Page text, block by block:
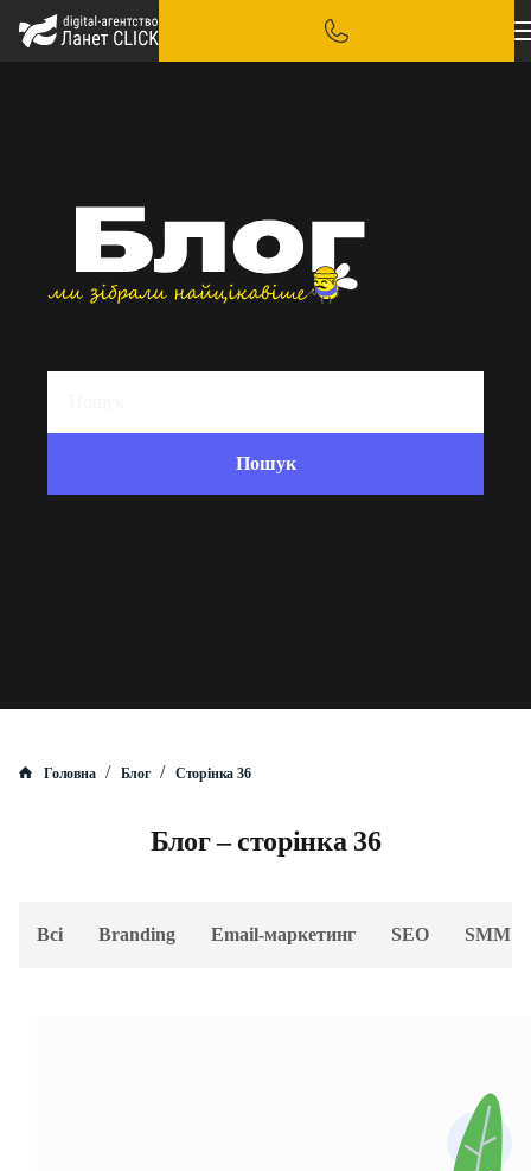
Головна / Блог / Сторінка 36
Блог – сторінка 36
Всі Branding Email-маркетинг SEO SMM